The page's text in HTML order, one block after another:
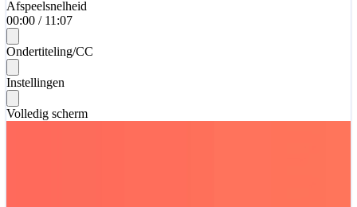
Afspeelsnelheid
00:00 / 11:07
Ondertiteling/CC
Instellingen
Volledig scherm